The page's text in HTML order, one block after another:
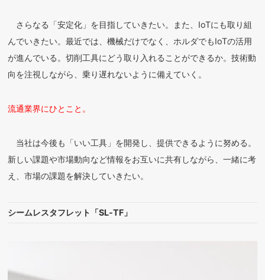
さらなる「安定化」を目指していきたい。また、IoTにも取り組
んでいきたい。最近では、機械だけでなく、ホルダでもIoTの活用
が進んでいる。切削工具にどう取り入れることができるか。技術動
向を注視しながら、乗り遅れないように備えていく。
流通業界にひとこと。
当社は今後も「いい工具」を開発し、提供できるように努める。
新しい課題や市場動向など情報をお互いに共有しながら、一緒に考
え、市場の課題を解決していきたい。
シームレスタフレット「SL‐TF」